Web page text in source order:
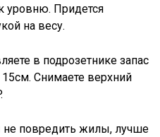
уровню. Придется
на весу.
в подрозетнике запас
Снимаете верхний
не повредить жилы, лучше